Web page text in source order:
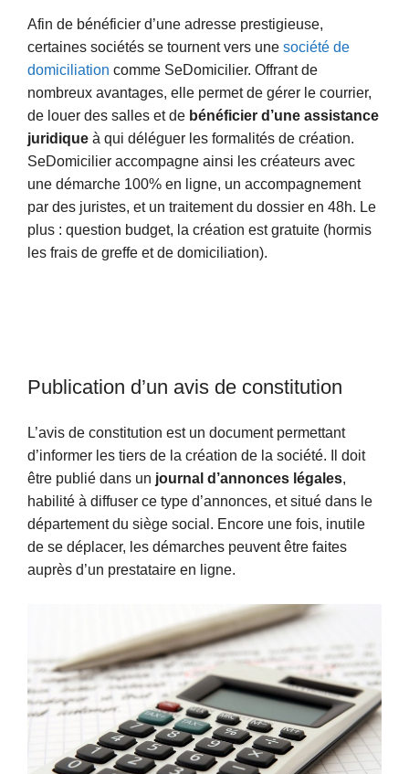
Afin de bénéficier d’une adresse prestigieuse,
certaines sociétés se tournent vers une société de
domiciliation comme SeDomicilier. Offrant de
nombreux avantages, elle permet de gérer le courrier,
de louer des salles et de bénéficier d’une assistance
juridique à qui déléguer les formalités de création.
SeDomicilier accompagne ainsi les créateurs avec
une démarche 100% en ligne, un accompagnement
par des juristes, et un traitement du dossier en 48h. Le
plus : question budget, la création est gratuite (hormis
les frais de greffe et de domiciliation).
Publication d’un avis de constitution
L’avis de constitution est un document permettant
d’informer les tiers de la création de la société. Il doit
être publié dans un journal d’annonces légales,
habilité à diffuser ce type d’annonces, et situé dans le
département du siège social. Encore une fois, inutile
de se déplacer, les démarches peuvent être faites
auprès d’un prestataire en ligne.